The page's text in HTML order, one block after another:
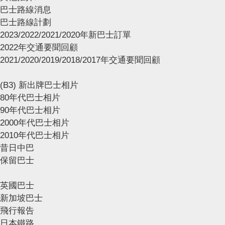
巴士路線消息
巴士路線計劃
2023/2022/2021/2020年新巴士訂單
2022年交通要聞回顧
2021/2020/2019/2018/2017年交通要聞回顧
(B3) 新出牌巴士相片
80年代巴士相片
90年代巴士相片
2000年代巴士相片
2010年代巴士相片
昔日中巴
保留巴士
英國巴士
新加坡巴士
飛行報告
日本鐵路